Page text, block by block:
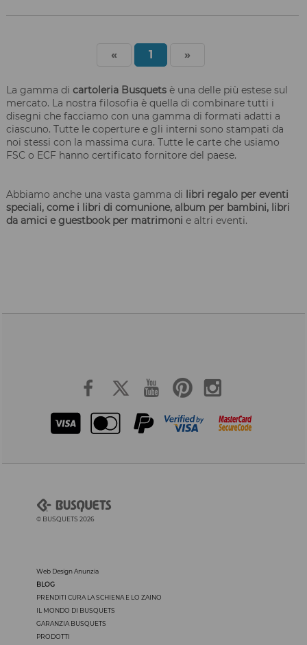
« 1 »
La gamma di cartoleria Busquets è una delle più estese sul
mercato. La nostra filosofia è quella di combinare tutti i
disegni che facciamo con una gamma di formati adatti a
ciascuno. Tutte le coperture e gli interni sono stampati da
noi stessi con la massima cura. Tutte le carte che usiamo
FSC o ECF hanno certificato fornitore del paese.
Abbiamo anche una vasta gamma di libri regalo per eventi
speciali, come i libri di comunione, album per bambini, libri
da amici e guestbook per matrimoni e altri eventi.
© BUSQUETS 2026
Web Design Anunzia
BLOG
PRENDITI CURA LA SCHIENA E LO ZAINO
IL MONDO DI BUSQUETS
GARANZIA BUSQUETS
PRODOTTI